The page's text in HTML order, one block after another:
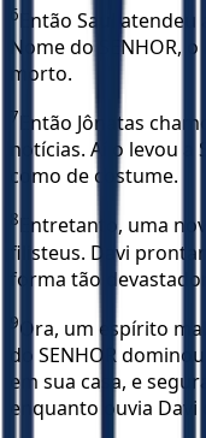
6
Então Saul
Nome do SENHOR,
morto.
7
Então Jônatas
notícias. Aí o levou a
como de costume.
8
Entretanto, uma
filisteus. Davi
forma tão
9Ora, um espírito
do SENHOR
em sua casa, e
enquanto ouvia